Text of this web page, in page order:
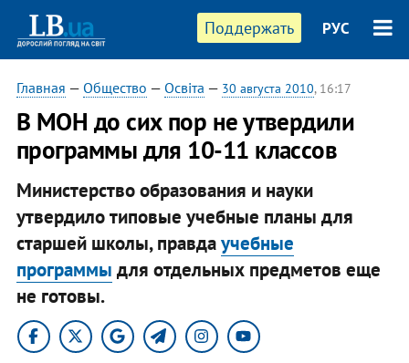
Поддержать РУС
Главная — Общество — Освіта — 30 августа 2010, 16:17
В МОН до сих пор не утвердили
программы для 10-11 классов
Министерство образования и науки
утвердило типовые учебные планы для
старшей школы, правдаучебные
программы для отдельных предметов еще
не готовы.